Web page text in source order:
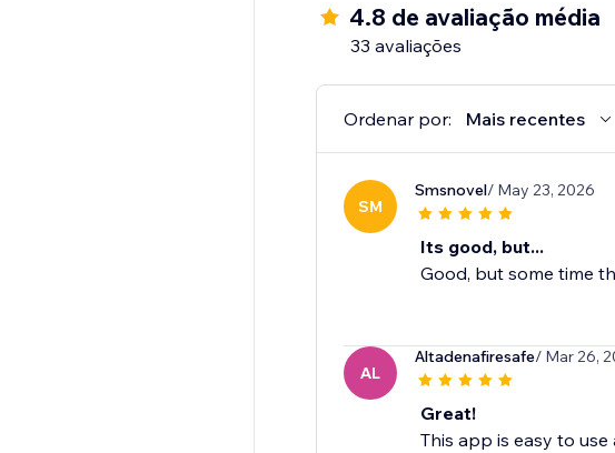
4.8 de avaliação média
33 avaliações
Ordenar por: Mais recentes
SM
Smsnovel/ May 23, 2026
Its good, but...
Good, but some time
AL
Altadenafiresafe/ Mar 26,
Great!
This app is easy to